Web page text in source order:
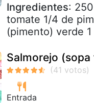
Ingredientes:
tomate 1/4 de
(pimento) verde
Salmorejo
Entrada